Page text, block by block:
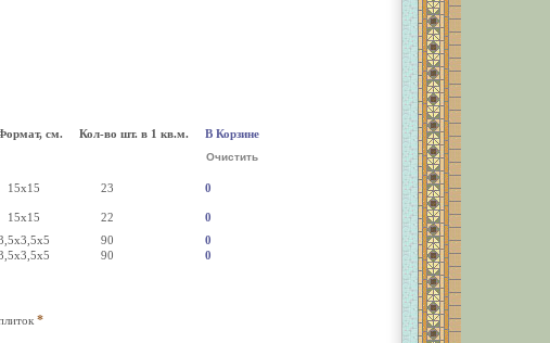
см. Кол-во шт. в 1 кв.м. В Корзине
Очистить
15x15 23 0
15x15 22
0
90
0
90 0
*